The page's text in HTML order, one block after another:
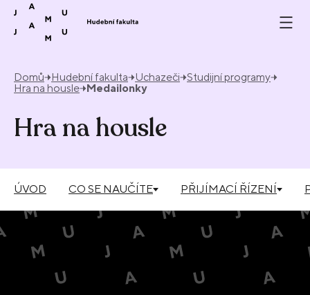
Přeskočit na obsah
Domů Hudební fakulta Uchazeči Studijní programy
Hra na housle Medailonky
Hra na housle
ÚVOD CO SE NAUČÍTE PŘIJÍMACÍ ŘÍZENÍ